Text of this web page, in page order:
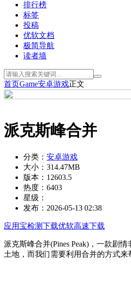
排行榜
标签
投稿
优软文档
极简导航
读者墙
首页Game安卓游戏正文
派克斯峰合并
分类： 安卓游戏
大小： 314.47MB
版本： 12603.5
热度： 6403
星级：
发布： 2026-05-13 02:38
应用宝检测下载优软高速下载
派克斯峰合并(Pines Peak)，一款剧
土地，而我们需要利用合并的方式